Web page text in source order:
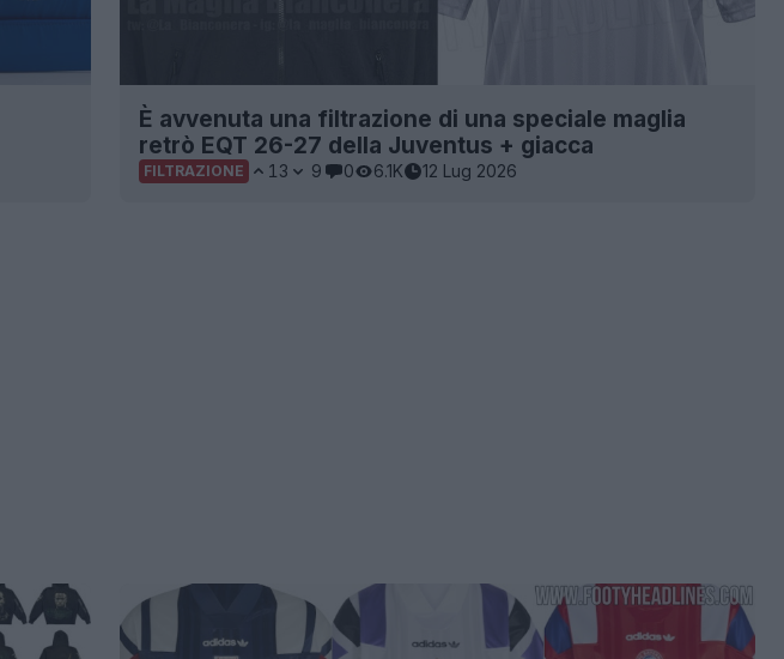
È avvenuta una filtrazione di una speciale maglia
retrò EQT 26-27 della Juventus + giacca
FILTRAZIONE 13 9 0 6.1K 12 Lug 2026